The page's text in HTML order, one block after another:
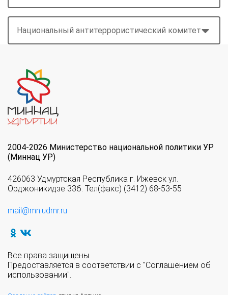
Национальный антитеррористический комитет
2004-2026 Министерство национальной политики УР
(Миннац УР)
426063 Удмуртская Республика г. Ижевск ул.
Орджоникидзе 33б. Тел(факс) (3412) 68-53-55
mail@mn.udmr.ru
Все права защищены.
Предоставляется в соответствии с "Соглашением об
использовании".